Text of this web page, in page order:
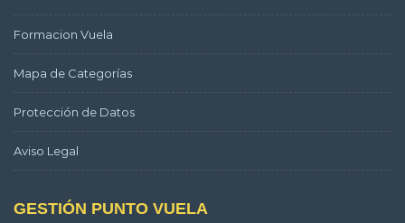
Formacion Vuela
Mapa de Categorías
Protección de Datos
Aviso Legal
GESTIÓN PUNTO VUELA